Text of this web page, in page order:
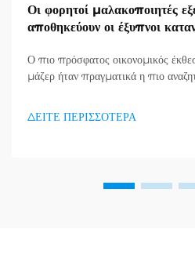
Οι φορητοί μαλακοποιητές
αποθηκεύουν οι έξυπνοι
Ο πιο πρόσφατος οικονομικός
μάζερ ήταν πραγματικά η πιο
διανομείς το έχουν ήδη κατανοήσει...
ΔΕΙΤΕ ΠΕΡΙΣΣΟΤΕΡΑ